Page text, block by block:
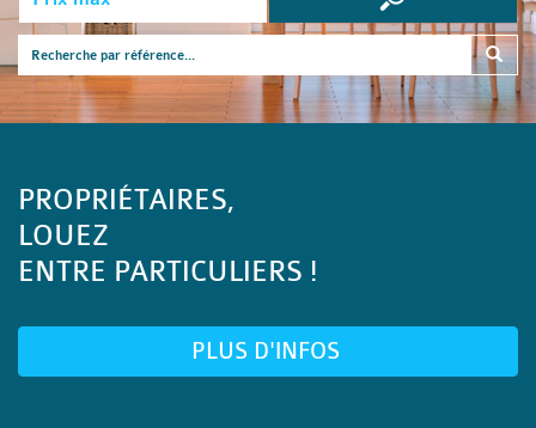
PROPRIÉTAIRES,
LOUEZ
ENTRE PARTICULIERS !
PLUS D'INFOS